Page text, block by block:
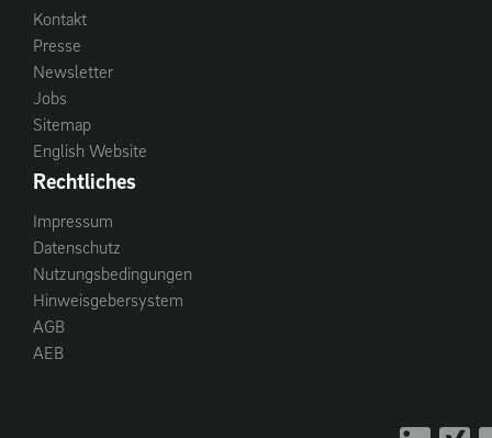
Kontakt
Presse
Newsletter
Jobs
Sitemap
English Website
Rechtliches
Impressum
Datenschutz
Nutzungsbedingungen
Hinweisgebersystem
AGB
AEB